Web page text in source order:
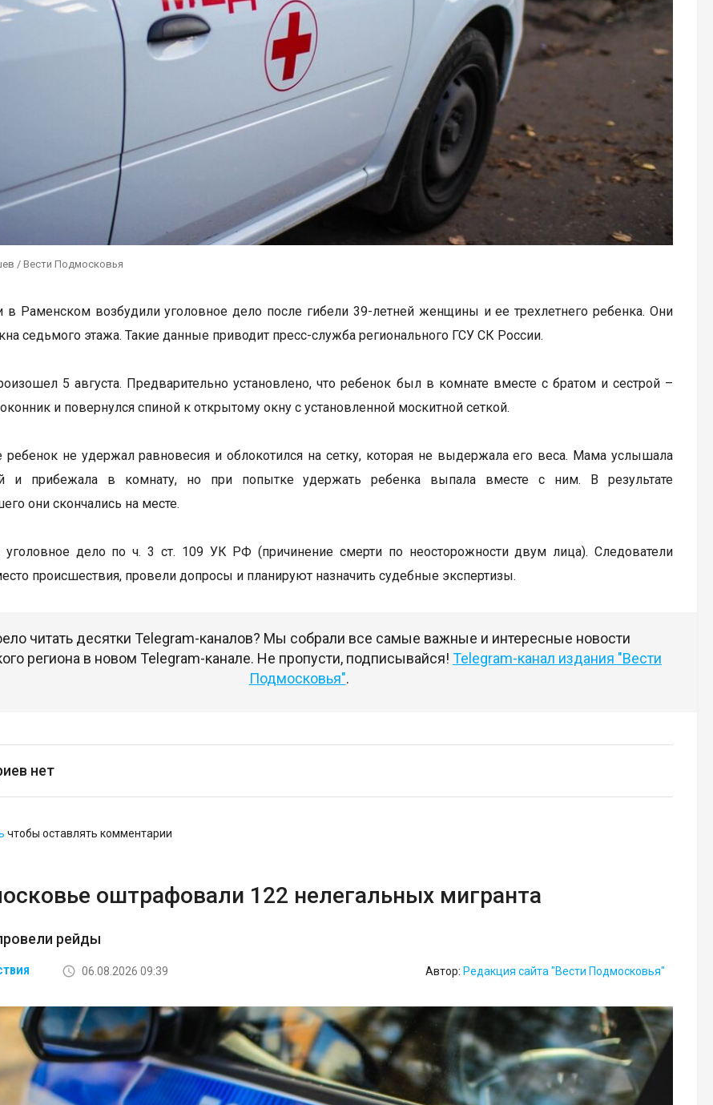
/ Вести Подмосковья
в Раменском возбудили уголовное дело после гибели 39-летней женщины и ее трехлетнего ребенка. Они
седьмого этажа. Такие данные приводит пресс-служба регионального ГСУ СК России.
5 августа. Предварительно установлено, что ребенок был в комнате вместе с братом и сестрой –
и повернулся спиной к открытому окну с установленной москитной сеткой.
ребенок не удержал равновесия и облокотился на сетку, которая не выдержала его веса. Мама услышала
и прибежала в комнату, но при попытке удержать ребенка выпала вместе с ним. В результате
они скончались на месте.
уголовное дело по ч. 3 ст. 109 УК РФ (причинение смерти по неосторожности двум лица). Следователи
происшествия, провели допросы и планируют назначить судебные экспертизы.
читать десятки Telegram-каналов? Мы собрали все самые важные и интересные новости
региона в новом Telegram-канале. Не пропусти, подписывайся! Telegram-канал издания "Вести
Подмосковья".
нет
чтобы оставлять комментарии
оштрафовали 122 нелегальных мигранта
рейды
06.08.2026 09:39 Автор: Редакция сайта "Вести Подмосковья"